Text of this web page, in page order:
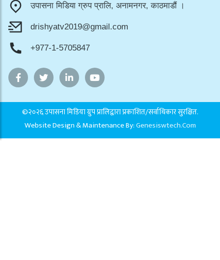
उपासना मिडिया ग्रुप प्रालि, अनामनगर, काठमाडौं ।
drishyatv2019@gmail.com
+977-1-5705847
©२०२६ उपासना मिडिया ग्रुप प्रालिद्वारा प्रकाशित/सर्वाधिकार सुरक्षित.
Website Design & Maintenance By:Genesiswtech.com